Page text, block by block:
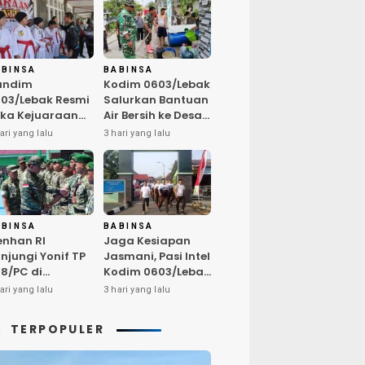
Lebak Resmi
Kejuaraan
Antar Dojo
Jaring Bibit
Unggul
HUT ke-81
yang lalu
BABINSA
Kodim 0603/Lebak
Salurkan Bantuan
Air Bersih ke Desa
Bungurmekar,
Ringankan Beban
Warga
Terdampak
Kemarau
3 hari yang lalu
RI
Yonif TP
PC di
Kekuatan
yang lalu
BABINSA
Jaga Kesiapan
Jasmani, Pasi Intel
Kodim 0603/Lebak
Pimpin Pembinaan
3 hari yang lalu
TERPOPULER